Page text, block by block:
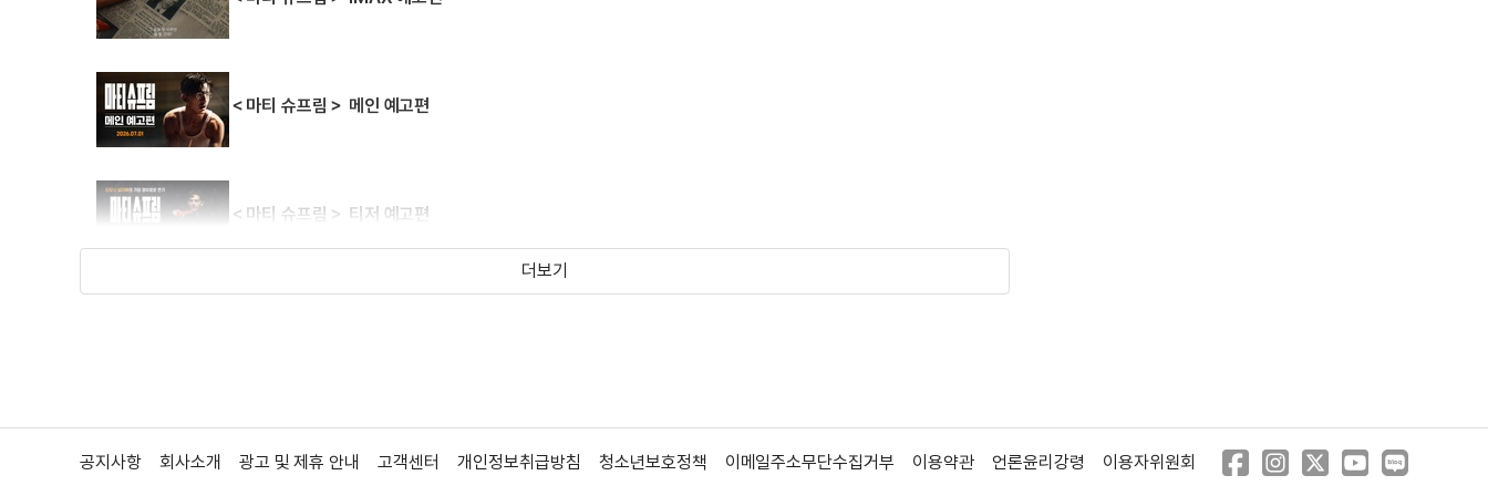
＜마티 슈프림＞ 메인 예고편
＜마티 슈프림＞ 티저 예고편
＜소년 파르티잔＞ 30초 예고편
더보기
공지사항 회사소개 광고 및 제휴 안내 고객센터 개인정보취급방침 청소년보호정책 이메일주소무단수집거부 이용약관 언론윤리강령 이용자위원회